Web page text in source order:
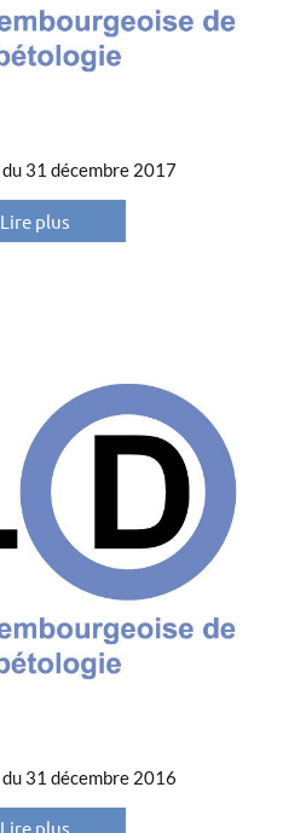
31 décembre 2017
Lire plus
31 décembre 2016
Lire plus